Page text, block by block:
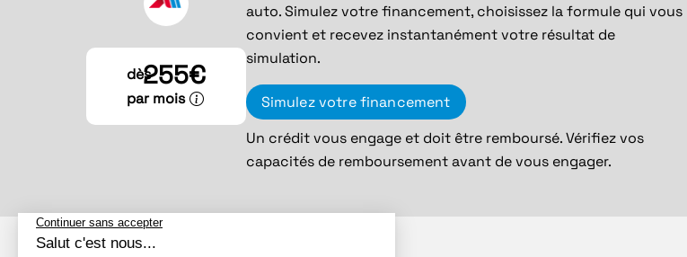
dès255€
par mois
auto. Simulez votre financement, choisissez la formule qui vous
convient et recevez instantanément votre résultat de
simulation.
Simulez votre financement
Un crédit vous engage et doit être remboursé. Vérifiez vos
capacités de remboursement avant de vous engager.